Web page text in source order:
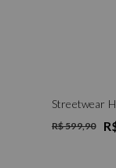
Streetwear
R$ 599,90